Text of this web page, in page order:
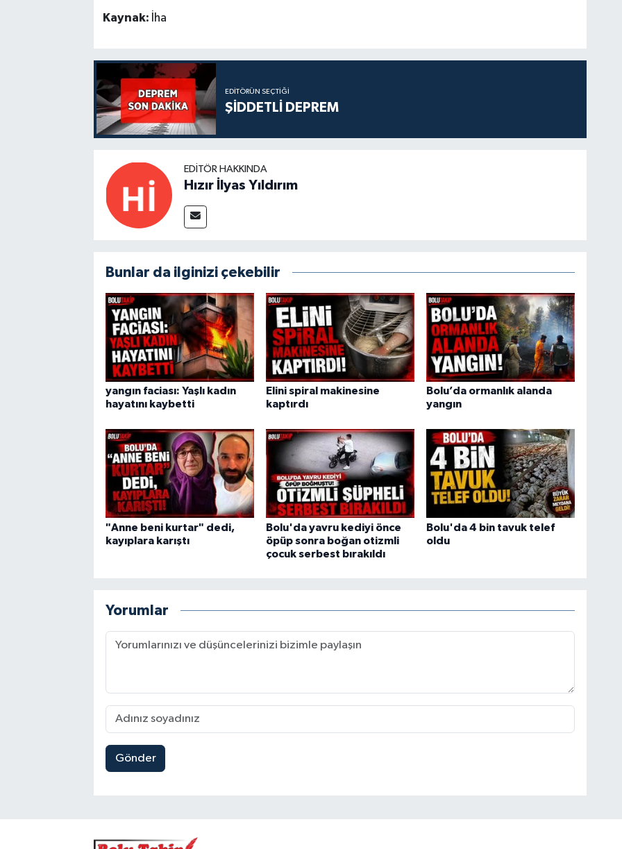
Kaynak: İha
EDITÖRÜN SEÇTIĞI
ŞİDDETLİ DEPREM
EDITÖR HAKKINDA
Hızır İlyas Yıldırım
Bunlar da ilginizi çekebilir
yangın faciası: Yaşlı kadın
hayatını kaybetti
Elini spiral makinesine
kaptırdı
Bolu’da ormanlık alanda
yangın
"Anne beni kurtar" dedi,
kayıplara karıştı
Bolu'da yavru kediyi önce
öpüp sonra boğan otizmli
çocuk serbest bırakıldı
Bolu'da 4 bin tavuk telef
oldu
Yorumlar
Gönder